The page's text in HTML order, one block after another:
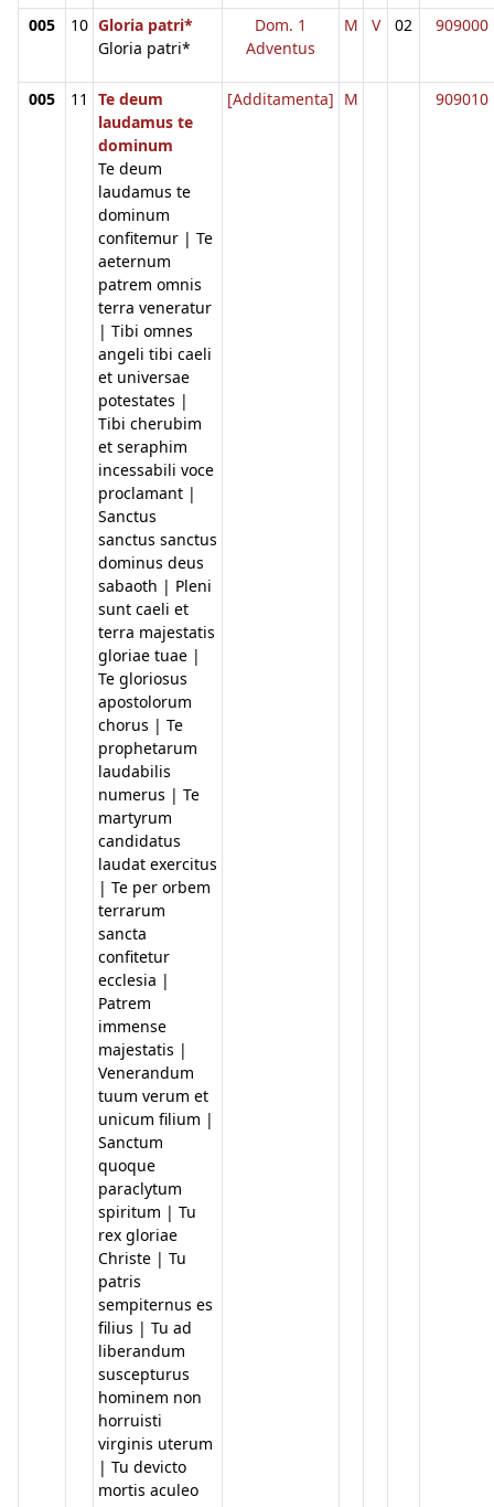
005 10 Gloria patri*
Gloria patri*
Dom. 1
Adventus
M V 02 909000
005 11
Te deum
laudamus te
dominum
Te deum
laudamus te
dominum
confitemur | Te
aeternum
patrem omnis
terra veneratur
| Tibi omnes
angeli tibi caeli
et universae
potestates |
Tibi cherubim
et seraphim
incessabili voce
proclamant |
Sanctus
sanctus sanctus
dominus deus
sabaoth | Pleni
sunt caeli et
terra majestatis
gloriae tuae |
Te gloriosus
apostolorum
chorus | Te
prophetarum
laudabilis
numerus | Te
martyrum
candidatus
laudat exercitus
| Te per orbem
terrarum
sancta
confitetur
ecclesia |
Patrem
immense
majestatis |
Venerandum
tuum verum et
unicum filium |
Sanctum
quoque
paraclytum
spiritum | Tu
rex gloriae
Christe | Tu
patris
sempiternus es
filius | Tu ad
liberandum
suscepturus
hominem non
horruisti
virginis uterum
| Tu devicto
mortis aculeo
[Additamenta] M 909010